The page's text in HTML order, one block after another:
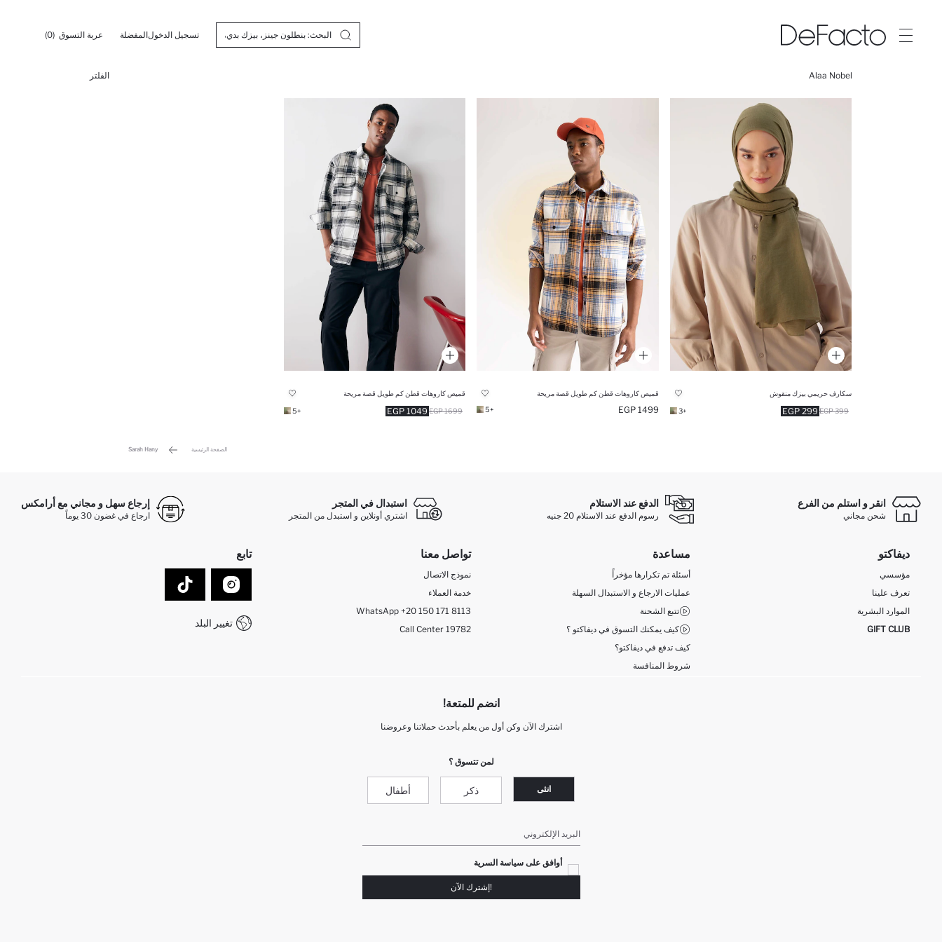
تسجيل الدخولالمفضلة عربة التسوق (0)
Alaa Nobel الفلتر
سكارف حريمي بيزك منقوش
299 EGP 399 EGP
+3
قميص كاروهات قطن كم طويل قصة مريحة
1499 EGP
+5
قميص كاروهات قطن كم طويل قصة مريحة
1049 EGP 1699 EGP
+5
الصفحة الرئيسية Sarah Hany
انقر و استلم من الفرع
شحن مجاني
الدفع عند الاستلام
رسوم الدفع عند الاستلام 20 جنيه
استبدال في المتجر
اشتري أونلاين و استبدل من المتجر
إرجاع سهل و مجاني مع أرامكس
ارجاع في غضون 30 يوماً
ديفاكتو
مؤسسي
تعرف علينا
الموارد البشرية
GIFT CLUB
مساعدة
أسئلة تم تكرارها مؤخراً
عمليات الارجاع و الاستبدال السهلة
تتبع الشحنة
كيف يمكنك التسوق في ديفاكتو ؟
كيف تدفع في ديفاكتو؟
شروط المنافسة
تواصل معنا
نموذج الاتصال
خدمة العملاء
WhatsApp +20 150 171 8113
Call Center 19782
تابع
تغيير البلد
انضم للمتعة!
اشترك الآن وكن أول من يعلم بأحدث حملاتنا وعروضنا
لمن تتسوق ؟
انثى ذكر أطفال
البريد الإلكتروني
أوافق على سياسة السرية
!إشترك الآن